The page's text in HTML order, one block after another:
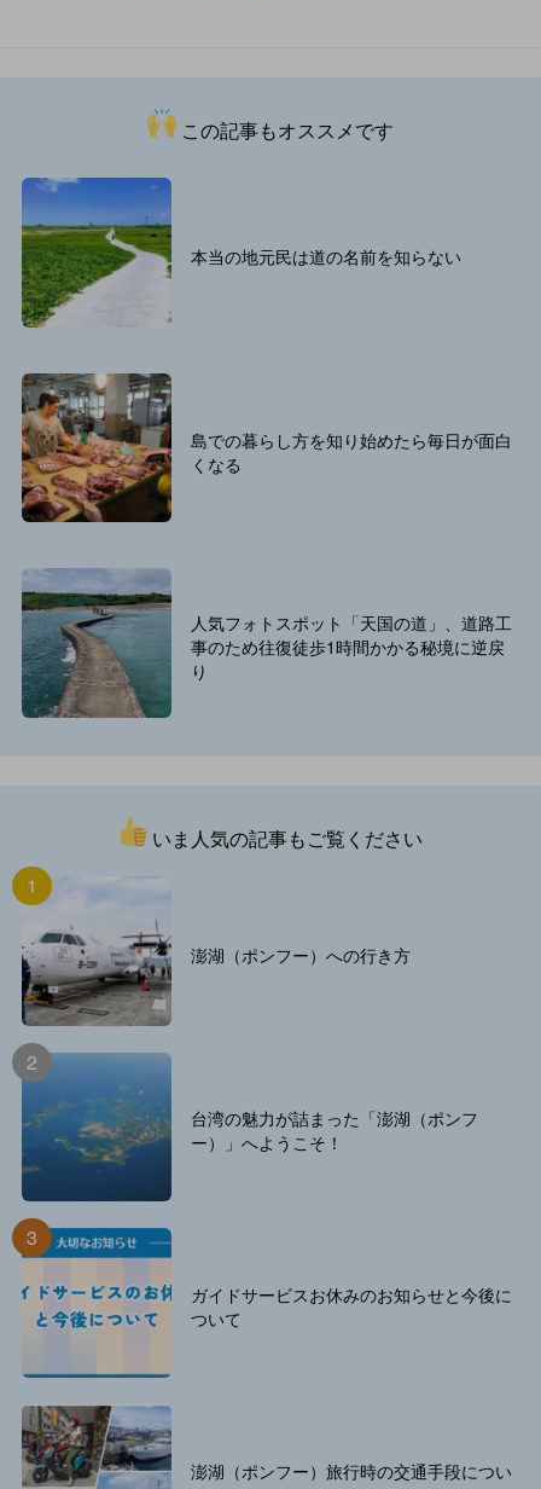
この記事もオススメです
本当の地元民は道の名前を知らない
島での暮らし方を知り始めたら毎日が面白
くなる
人気フォトスポット「天国の道」、道路工
事のため往復徒歩1時間かかる秘境に逆戻
り
いま人気の記事もご覧ください
澎湖（ポンフー）への行き方
台湾の魅力が詰まった「澎湖（ポンフ
ー）」へようこそ！
ガイドサービスお休みのお知らせと今後に
ついて
澎湖（ポンフー）旅行時の交通手段につい